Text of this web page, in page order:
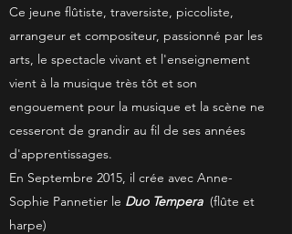
Ce jeune flûtiste, traversiste, piccoliste,
arrangeur et compositeur, passionné par les
arts, le spectacle vivant et l'enseignement
vient à la musique très tôt et son
engouement pour la musique et la scène ne
cesseront de grandir au fil de ses années
d'apprentissages.
En Septembre 2015, il crée avec Anne-
Sophie Pannetier le Duo Tempera(flûte et
harpe)